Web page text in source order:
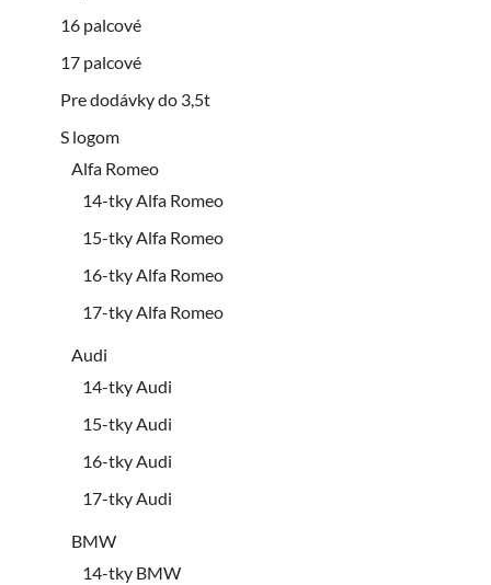
16 palcové
17 palcové
Pre dodávky do 3,5t
S logom
Alfa Romeo
14-tky Alfa Romeo
15-tky Alfa Romeo
16-tky Alfa Romeo
17-tky Alfa Romeo
Audi
14-tky Audi
15-tky Audi
16-tky Audi
17-tky Audi
BMW
14-tky BMW